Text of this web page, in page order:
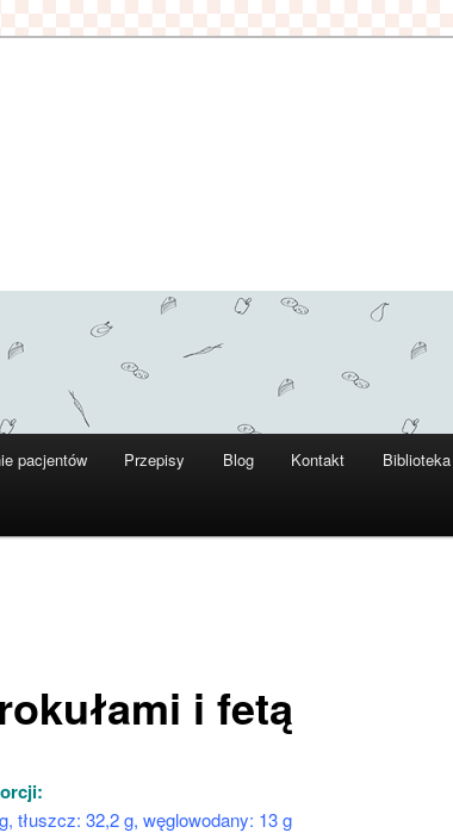
pacjentów Przepisy Blog Kontakt Biblioteka
i fetą
tłuszcz: 32,2 g, węglowodany: 13 g